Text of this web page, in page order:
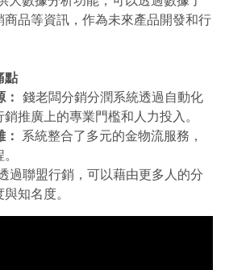
品等資訊，作為未來產品開發和行
點
錢老闆分銷分潤系統透過自動化
推廣上的專業門檻和人力投入。
系統整合了多元的金物流服務，
過聯盟行銷，可以藉由更多人的分
知名度。